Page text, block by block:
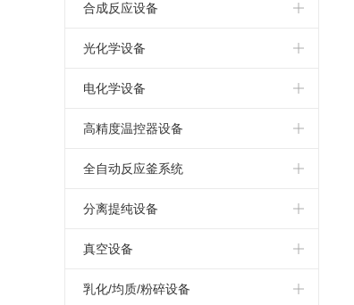
合成反应设备
英国AM Technology动态混合反应器
国产恒温加热仪
Asynt系列反应模块
CHEMGLASS 玻璃反应釜系统
CHEMGLASS 平行合成模块
Hel 平行反应与过程研发设备
AGI反应釜系统
光化学设备
电化学设备
电化学
高精度温控器设备
高精度动态温度控制器Unistat
特殊产品
制冷器
高精度循环水浴/油浴
全自动反应釜系统
实验室反应釜系统
反应量热仪
HiTec Zang 全自动反应釜
分离提纯设备
Heidolph 旋转蒸发仪
Genser 大型旋转蒸发仪系统
真空设备
KNF真空隔膜泵
乳化/均质/粉碎设备